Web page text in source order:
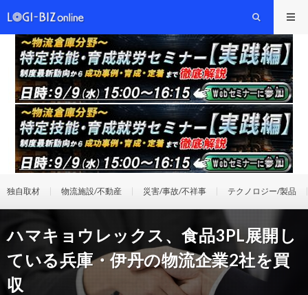
独自取材 物流施設/不動産 災害/事故/不祥事 テクノロジー/製品
ハマキョウレックス、食品3PL展開し
ている兵庫・伊丹の物流企業2社を買
収